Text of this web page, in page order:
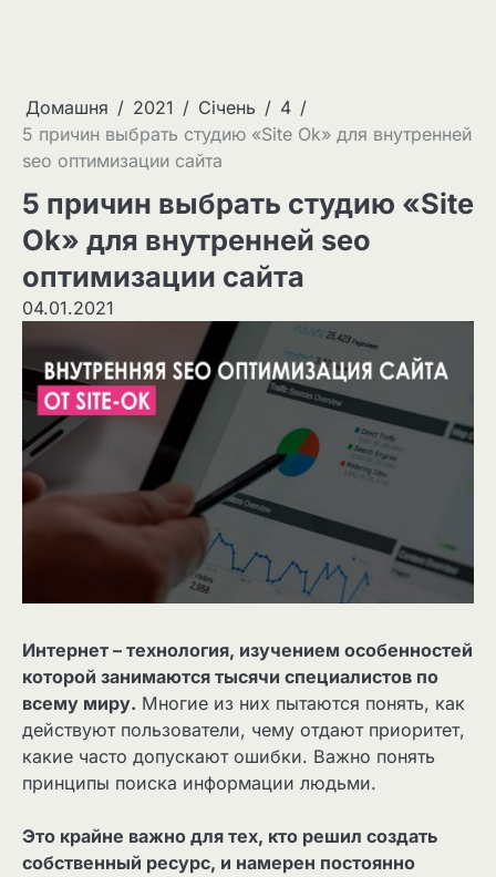
Домашня 2021 Січень
4
5 причин выбрать студию «Site Ok» для внутренней
seo оптимизации сайта
5 причин выбрать студию «Site
Ok» для внутренней seo
оптимизации сайта
04.01.2021
Интернет – технология, изучением особенностей
которой занимаются тысячи специалистов по
всему миру. Многие из них пытаются понять, как
действуют пользователи, чему отдают приоритет,
какие часто допускают ошибки. Важно понять
принципы поиска информации людьми.
Это крайне важно для тех, кто решил создать
собственный ресурс, и намерен постоянно